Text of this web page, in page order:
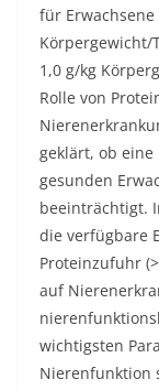
für
Körpergewicht/
1,0 g/kg
Rolle von
geklärt, ob
gesunden
beeinträchtigt.
die verfügbare
Proteinzufuhr
auf
wichtigsten
Nierenfunktion